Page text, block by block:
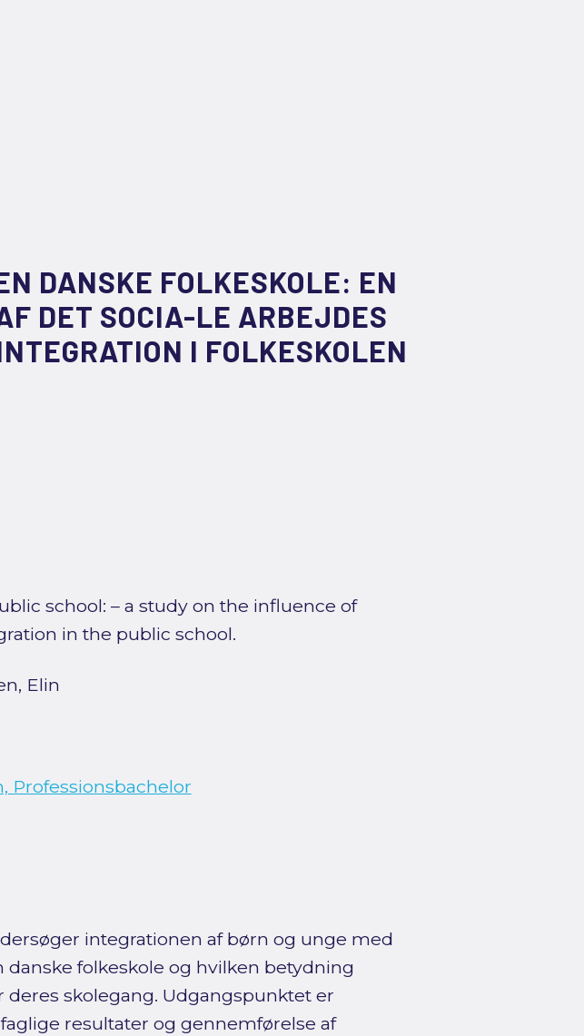
DANSKE FOLKESKOLE: EN
DET SOCIA-LE ARBEJDES
I FOLKESKOLEN
school: – a study on the influence of
in the public school.
Elin
Professionsbachelor
integrationen af børn og unge med
folkeskole og hvilken betydning
deres skolegang. Udgangspunktet er
resultater og gennemførelse af